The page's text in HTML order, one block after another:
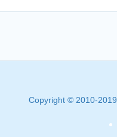
Copyright © 2010-2019